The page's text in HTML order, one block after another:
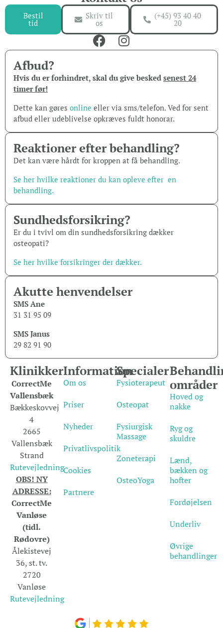
Bestil
tid
Skriv til
os
(+45) 93 40 40
20
Afbud?
Hvis du er forhindret, skal du give besked senest 24
timer før!
Dette kan gøres online eller via sms/telefon. Ved for sent
afbud eller udeblivelse opkræves fuldt honorar.
Reaktioner efter behandling?
Det kan være hårdt for kroppen at få behandling.
Se her hvilke reaktioner du kan opleve efter en
behandling.
Sundheds­forsikring?
Er du i tvivl om din sundhedsforsikring dækker
osteopati?
Se her hvilke forsikringer der dækker.
Akutte henvendelser
SMS Ane
31 31 95 09
SMS Janus
29 82 91 90
Klinikker
CorrectMe
Vallensbæk
Bækkeskovvej
4
2665
Vallensbæk
Strand
Rutevejledning
OBS! NY
ADRESSE:
CorrectMe
Vanløse
(tidl.
Rødovre)
Ålekistevej
36, st. tv.
2720
Vanløse
Rutevejledning
Information
Om os
Priser
Nyheder
Privatlivspolitik
Cookies
Partnere
Specialer
Fysioterapeut
Osteopat
Fysiurgisk
Massage
Zoneterapi
OsteoYoga
områder
Hoved og
nakke
Ryg og
skuldre
Lænd,
bækken og
hofter
Fordøjelsen
Underliv
Øvrige
behandlinger